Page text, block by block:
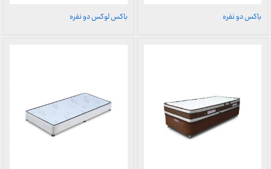
باکس دو نفره باکس لوکس دو نفره